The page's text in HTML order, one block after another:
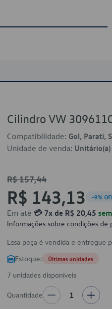
Cilindro VW
Compatibilidade: Gol, Parati,
Unidade de venda: Unitário(a)
R$ 157,44
R$ 143,13 -9%
Em até 💳 7x de R$ 20,45
Informações sobre condições de
Essa peça é vendida e entregue
Estoque: Últimas unidades
7 unidades disponíveis
Quantidade 1